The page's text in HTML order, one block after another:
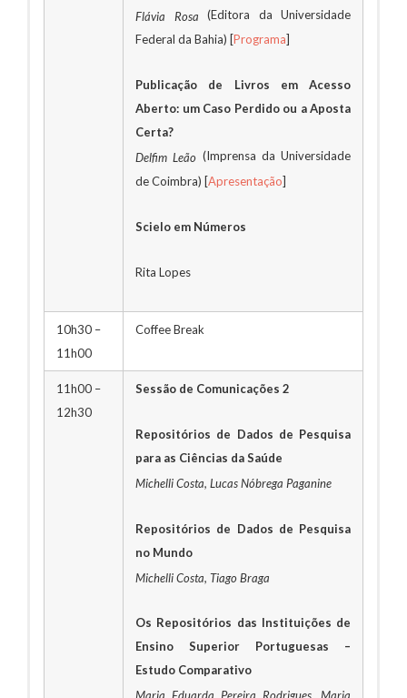
Flávia Rosa (Editora da Universidade
Federal da Bahia) [Programa]
Publicação de Livros em Acesso
Aberto: um Caso Perdido ou a Aposta
Certa?
Delfim Leão (Imprensa da Universidade
de Coimbra) [Apresentação]
Scielo em Números
Rita Lopes
10h30 –
11h00
Coffee Break
11h00 –
12h30
Sessão de Comunicações 2
Repositórios de Dados de Pesquisa
para as Ciências da Saúde
Michelli Costa, Lucas Nóbrega Paganine
Repositórios de Dados de Pesquisa
no Mundo
Michelli Costa, Tiago Braga
Os Repositórios das Instituições de
Ensino Superior Portuguesas –
Estudo Comparativo